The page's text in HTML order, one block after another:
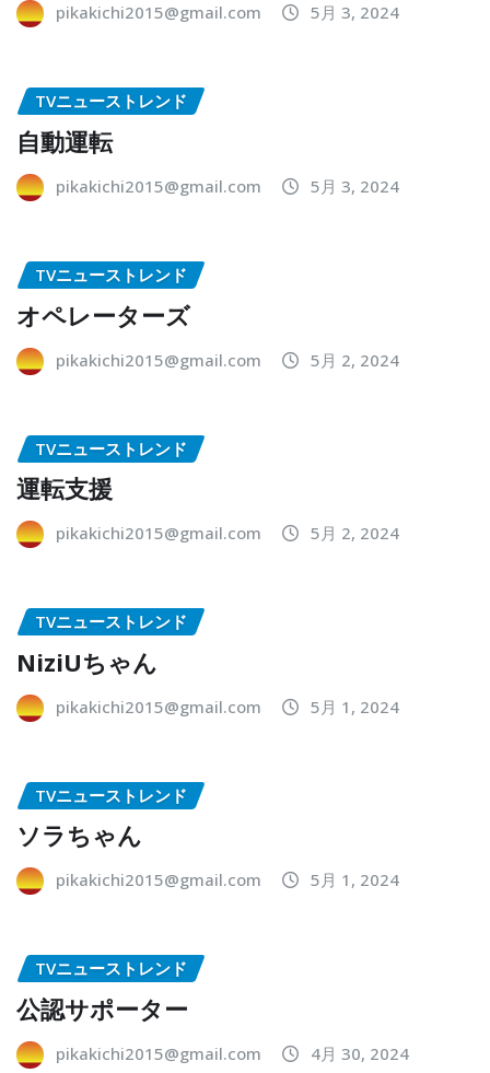
pikakichi2015@gmail.com 5月 3, 2024
TVニューストレンド
自動運転
pikakichi2015@gmail.com 5月 3, 2024
TVニューストレンド
オペレーターズ
pikakichi2015@gmail.com 5月 2, 2024
TVニューストレンド
運転支援
pikakichi2015@gmail.com 5月 2, 2024
TVニューストレンド
NiziUちゃん
pikakichi2015@gmail.com 5月 1, 2024
TVニューストレンド
ソラちゃん
pikakichi2015@gmail.com 5月 1, 2024
TVニューストレンド
公認サポーター
pikakichi2015@gmail.com 4月 30, 2024